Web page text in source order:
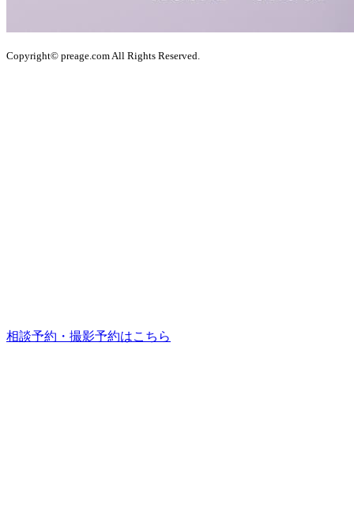
Copyright© preage.com All Rights Reserved.
相談予約・撮影予約はこちら